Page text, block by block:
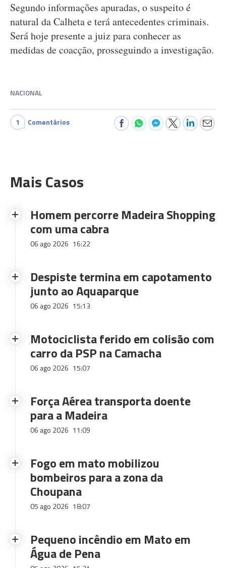
Segundo informações apuradas, o suspeito é
natural da Calheta e terá antecedentes criminais.
Será hoje presente a juiz para conhecer as
medidas de coacção, prosseguindo a investigação.
NACIONAL
1 Comentários
Mais Casos
Homem percorre Madeira Shopping
com uma cabra
06 ago 2026 16:22
Despiste termina em capotamento
junto ao Aquaparque
06 ago 2026 15:13
Motociclista ferido em colisão com
carro da PSP na Camacha
06 ago 2026 15:07
Força Aérea transporta doente
para a Madeira
06 ago 2026 11:09
Fogo em mato mobilizou
bombeiros para a zona da
Choupana
05 ago 2026 18:07
Pequeno incêndio em Mato em
Água de Pena